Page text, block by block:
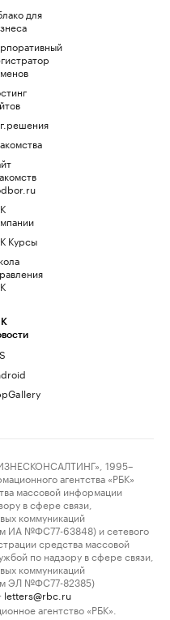
для
Курсы
1995–
агентства «РБК»
массовой информации
в сфере связи,
коммуникаций
ИА №ФС77-63848) и сетевого
средства массовой
по надзору в сфере связи,
коммуникаций
ЭЛ №ФС77-82385)
letters@rbc.ru
агентство «РБК».